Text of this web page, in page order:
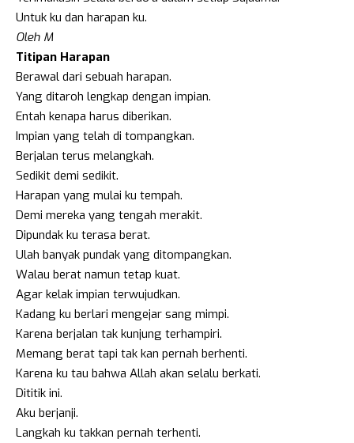
Untuk ku dan harapan ku.
Oleh M
Titipan Harapan
Berawal dari sebuah harapan.
Yang ditaroh lengkap dengan impian.
Entah kenapa harus diberikan.
Impian yang telah di tompangkan.
Berjalan terus melangkah.
Sedikit demi sedikit.
Harapan yang mulai ku tempah.
Demi mereka yang tengah merakit.
Dipundak ku terasa berat.
Ulah banyak pundak yang ditompangkan.
Walau berat namun tetap kuat.
Agar kelak impian terwujudkan.
Kadang ku berlari mengejar sang mimpi.
Karena berjalan tak kunjung terhampiri.
Memang berat tapi tak kan pernah berhenti.
Karena ku tau bahwa Allah akan selalu berkati.
Dititik ini.
Aku berjanji.
Langkah ku takkan pernah terhenti.